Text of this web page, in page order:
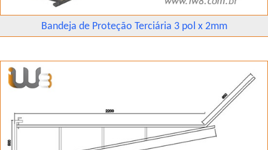
Bandeja de Proteção Terciária 3 pol x 2mm